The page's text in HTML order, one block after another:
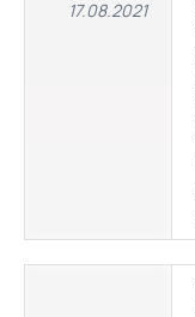
17.08.2021